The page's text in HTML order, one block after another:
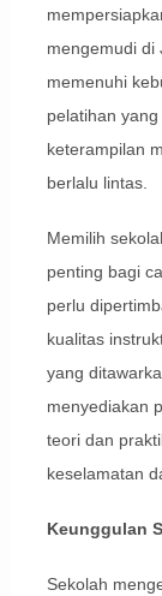
mengemudi di
memenuhi
pelatihan
keterampilan
berlalu lintas.
Memilih
penting bagi
perlu
kualitas
yang
menyediakan
teori dan
keselamatan
Keunggulan
Sekolah